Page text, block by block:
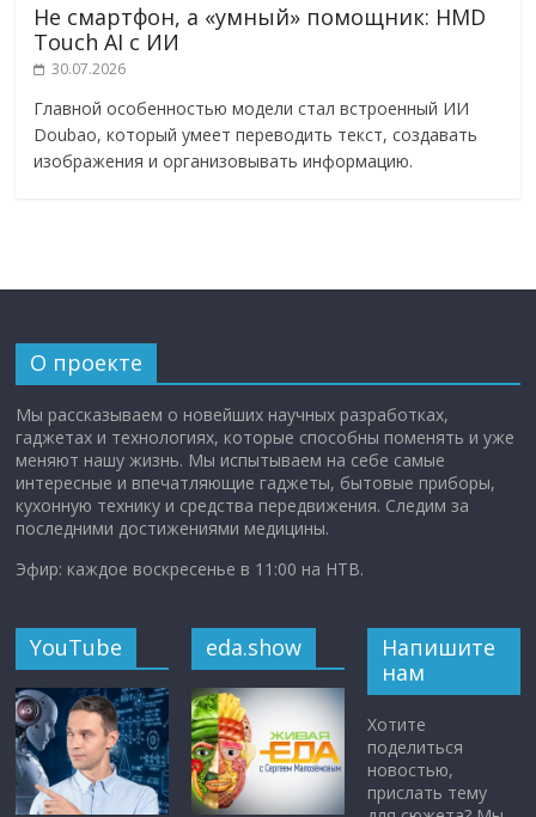
Не смартфон, а «умный» помощник: HMD
Touch AI с ИИ
30.07.2026
Главной особенностью модели стал встроенный ИИ
Doubao, который умеет переводить текст, создавать
изображения и организовывать информацию.
О проекте
Мы рассказываем о новейших научных разработках,
гаджетах и технологиях, которые способны поменять и уже
меняют нашу жизнь. Мы испытываем на себе самые
интересные и впечатляющие гаджеты, бытовые приборы,
кухонную технику и средства передвижения. Следим за
последними достижениями медицины.
Эфир: каждое воскресенье в 11:00 на НТВ.
YouTube eda.show
Напишите
нам
Хотите
поделиться
новостью,
прислать тему